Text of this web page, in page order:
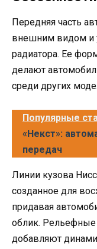
Передняя часть
внешним видом и
радиатора. Ее
делают
среди других
Популярные
«Некст»:
передач
Линии кузова
созданное для
придавая
облик. Рельефные
добавляют